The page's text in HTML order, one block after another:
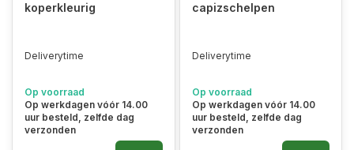
koperkleurig
Deliverytime
Op voorraad
Op werkdagen vóór 14.00
uur besteld, zelfde dag
verzonden
capizschelpen
Deliverytime
Op voorraad
Op werkdagen vóór 14.00
uur besteld, zelfde dag
verzonden